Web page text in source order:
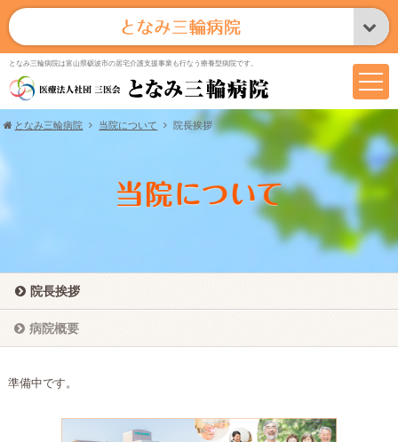
となみ三輪病院は富山県砺波市の居宅介護支援事業も行なう療養型病院です。
となみ三輪病院 当院について 院長挨拶
院長挨拶
病院概要
準備中です。